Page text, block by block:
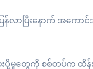
န်လာပြီးနောက် အက
ေးပို့မှုတွေကို စစ်တပ်က